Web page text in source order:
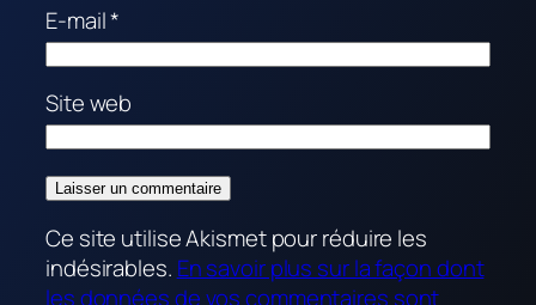
E-mail*
Site web
Ce site utilise Akismet pour réduire les
indésirables. En savoir plus sur la façon dont
les données de vos commentaires sont